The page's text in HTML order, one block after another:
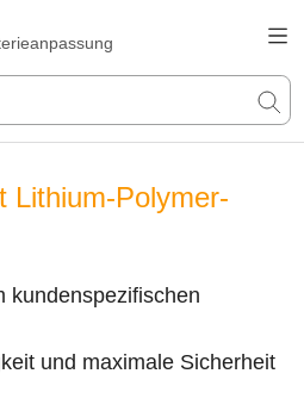
Lithium-Polymer-
kundenspezifischen
und maximale Sicherheit